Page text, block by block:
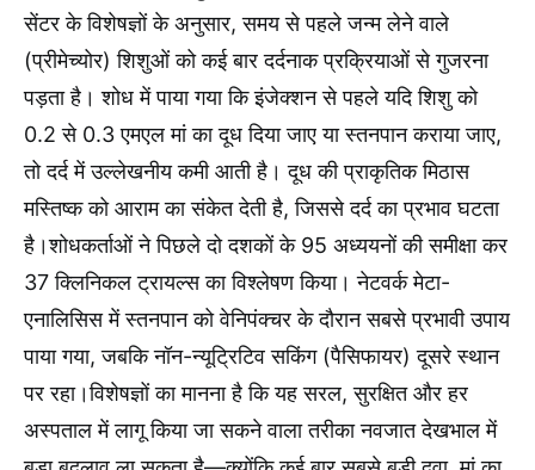
सेंटर के विशेषज्ञों के अनुसार, समय से पहले जन्म लेने वाले
(प्रीमेच्योर) शिशुओं को कई बार दर्दनाक प्रक्रियाओं से गुजरना
पड़ता है। शोध में पाया गया कि इंजेक्शन से पहले यदि शिशु को
0.2 से 0.3 एमएल मां का दूध दिया जाए या स्तनपान कराया जाए,
तो दर्द में उल्लेखनीय कमी आती है। दूध की प्राकृतिक मिठास
मस्तिष्क को आराम का संकेत देती है, जिससे दर्द का प्रभाव घटता
है।शोधकर्ताओं ने पिछले दो दशकों के 95 अध्ययनों की समीक्षा कर
37 क्लिनिकल ट्रायल्स का विश्लेषण किया। नेटवर्क मेटा-
एनालिसिस में स्तनपान को वेनिपंक्चर के दौरान सबसे प्रभावी उपाय
पाया गया, जबकि नॉन-न्यूट्रिटिव सकिंग (पैसिफायर) दूसरे स्थान
पर रहा।विशेषज्ञों का मानना है कि यह सरल, सुरक्षित और हर
अस्पताल में लागू किया जा सकने वाला तरीका नवजात देखभाल में